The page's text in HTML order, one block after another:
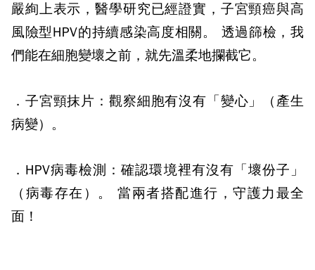
嚴絢上表示，醫學研究已經證實，子宮頸癌與高
風險型HPV的持續感染高度相關。 透過篩檢，我
們能在細胞變壞之前，就先溫柔地攔截它。
．子宮頸抹片： 觀察細胞有沒有「變心」（產生
病變）。
．HPV病毒檢測：確認環境裡有沒有「壞份子」
（病毒存在）。 當兩者搭配進行，守護力最全
面！